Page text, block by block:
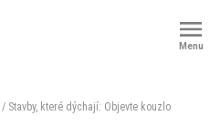
Menu
/ Stavby, které dýchají: Objevte kouzlo